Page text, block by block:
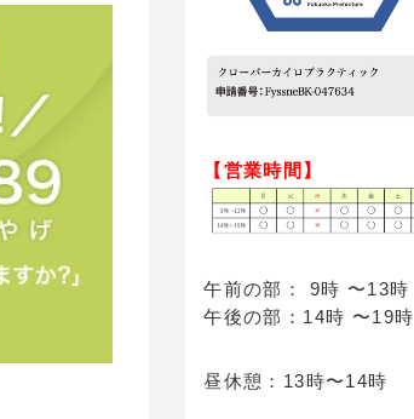
【営業時間】
午前の部： 9時 〜13時
午後の部：14時 〜19時
昼休憩：13時〜14時